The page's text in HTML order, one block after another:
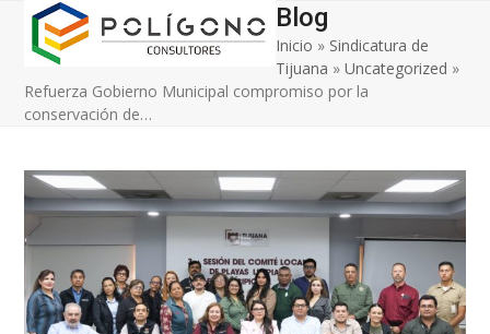
Skip
content
Open
mobile
menu
Close
mobile
menu
Blog
Inicio » Sindicatura de
Tijuana »Uncategorized »
Refuerza Gobierno Municipal compromiso por la
conservación de…